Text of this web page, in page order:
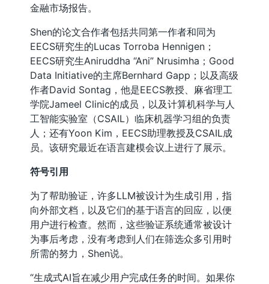
金融市场报告。
Shen的论文合作者包括共同第一作者和同为
EECS研究生的Lucas Torroba Hennigen；
EECS研究生Aniruddha “Ani” Nrusimha；Good
Data Initiative的主席Bernhard Gapp；以及高级
作者David Sontag，他是EECS教授、麻省理工
学院Jameel Clinic的成员，以及计算机科学与人
工智能实验室（CSAIL）临床机器学习组的负责
人；还有Yoon Kim，EECS助理教授及CSAIL成
员。该研究最近在语言建模会议上进行了展示。
符号引用
为了帮助验证，许多LLM被设计为生成引用，指
向外部文档，以及它们的基于语言的回应，以便
用户进行检查。然而，这些验证系统通常被设计
为事后考虑，没有考虑到人们在筛选众多引用时
所需的努力，Shen说。
“生成式AI旨在减少用户完成任务的时间。如果你